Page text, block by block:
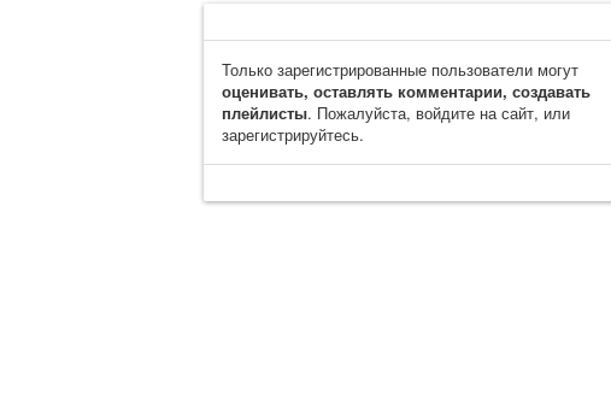
Только зарегистрированные пользователи могут
оценивать, оставлять комментарии, создавать
плейлисты. Пожалуйста, войдите на сайт, или
зарегистрируйтесь.